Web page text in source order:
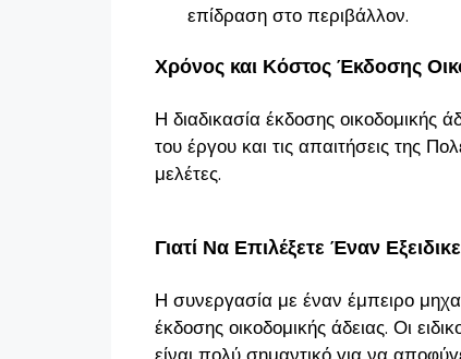
επίδραση στο περιβάλλον.
Χρόνος και Κόστος Έκδοσης
Η διαδικασία έκδοσης οικοδομικής
του έργου και τις απαιτήσεις της
μελέτες.
Γιατί Να Επιλέξετε Έναν
Η συνεργασία με έναν έμπειρο
έκδοσης οικοδομικής άδειας. Οι
είναι πολύ σημαντικό για να